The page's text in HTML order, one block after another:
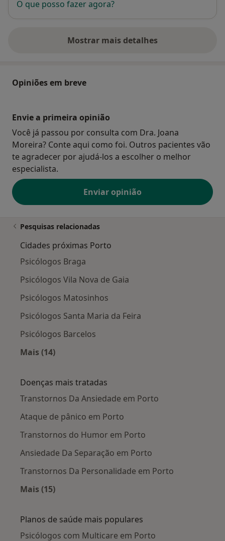
O que posso fazer agora?
Mostrar mais detalhes
sobre o endereço
Opiniões em breve
Envie a primeira opinião
Você já passou por consulta com Dra. Joana
Moreira? Conte aqui como foi. Outros pacientes vão
te agradecer por ajudá-los a escolher o melhor
especialista.
Enviar opinião
Pesquisas relacionadas
Cidades próximas Porto
Psicólogos Braga
Psicólogos Vila Nova de Gaia
Psicólogos Matosinhos
Psicólogos Santa Maria da Feira
Psicólogos Barcelos
Mais (14)
Doenças mais tratadas
Transtornos Da Ansiedade em Porto
Ataque de pânico em Porto
Transtornos do Humor em Porto
Ansiedade Da Separação em Porto
Transtornos Da Personalidade em Porto
Mais (15)
Planos de saúde mais populares
Psicólogos com Multicare em Porto